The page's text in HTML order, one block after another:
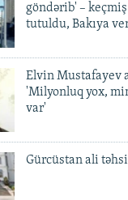
göndərib' –
tutuldu, Bakıya
Elvin Mustafayev
'Milyonluq yox,
var'
Gürcüstan ali